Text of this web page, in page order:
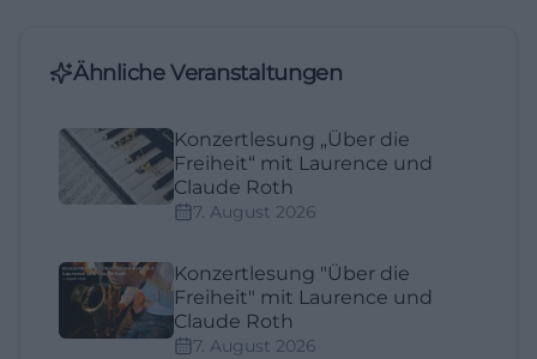
Ähnliche Veranstaltungen
Konzertlesung „Über die
Freiheit“ mit Laurence und
Claude Roth
7. August 2026
Konzertlesung "Über die
Freiheit" mit Laurence und
Claude Roth
7. August 2026